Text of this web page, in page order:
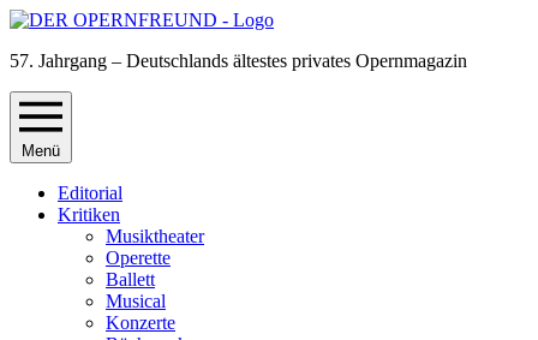
57. Jahrgang – Deutschlands ältestes privates Opernmagazin
Menü
Editorial
Kritiken
Musiktheater
Operette
Ballett
Musical
Konzerte